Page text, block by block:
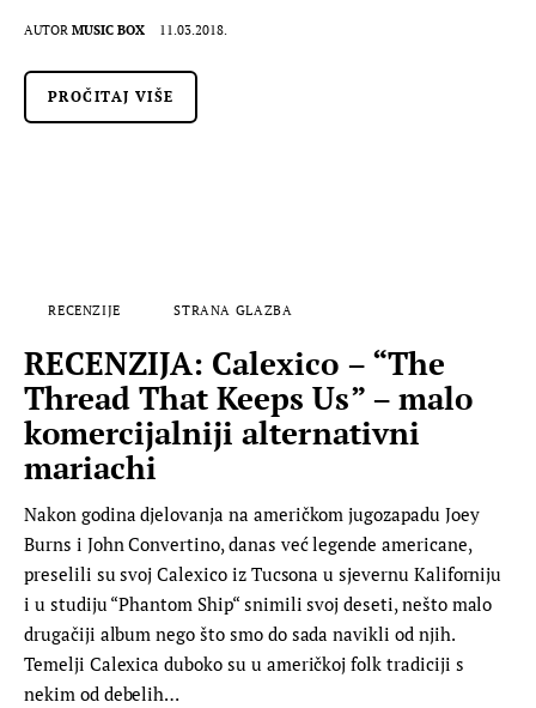
AUTOR MUSIC BOX 11.03.2018.
PROČITAJ VIŠE
RECENZIJE STRANA GLAZBA
RECENZIJA: Calexico – “The
Thread That Keeps Us” – malo
komercijalniji alternativni
mariachi
Nakon godina djelovanja na američkom jugozapadu Joey
Burns i John Convertino, danas već legende americane,
preselili su svoj Calexico iz Tucsona u sjevernu Kaliforniju
i u studiju “Phantom Ship“ snimili svoj deseti, nešto malo
drugačiji album nego što smo do sada navikli od njih.
Temelji Calexica duboko su u američkoj folk tradiciji s
nekim od debelih…